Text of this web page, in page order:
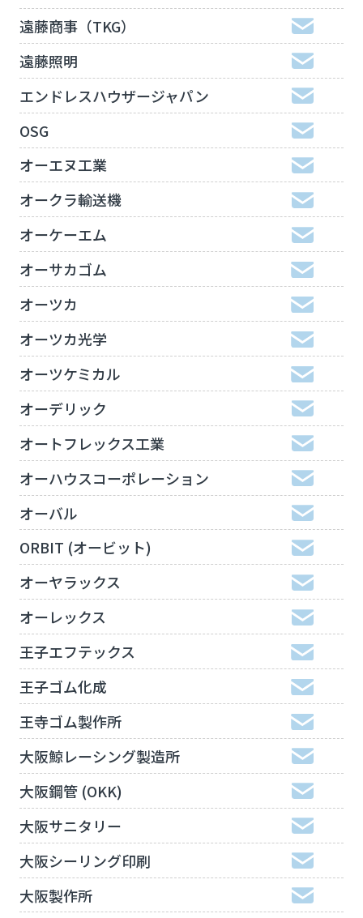
遠藤商事（TKG）
遠藤照明
エンドレスハウザージャパン
OSG
オーエヌ工業
オークラ輸送機
オーケーエム
オーサカゴム
オーツカ
オーツカ光学
オーツケミカル
オーデリック
オートフレックス工業
オーハウスコーポレーション
オーバル
ORBIT (オービット)
オーヤラックス
オーレックス
王子エフテックス
王子ゴム化成
王寺ゴム製作所
大阪鯨レーシング製造所
大阪鋼管 (OKK)
大阪サニタリー
大阪シーリング印刷
大阪製作所